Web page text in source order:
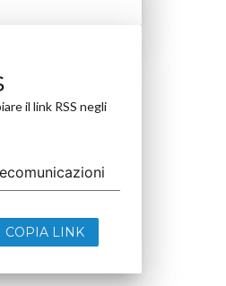
il link RSS negli
COPIA LINK